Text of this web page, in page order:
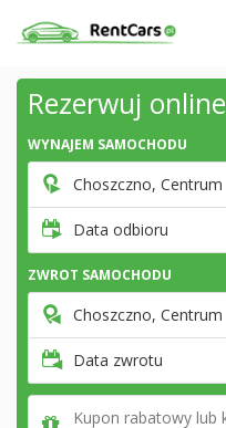
Rezerwuj online
WYNAJEM SAMOCHODU
Choszczno, Centrum
Data odbioru
ZWROT SAMOCHODU
Choszczno, Centrum
Data zwrotu